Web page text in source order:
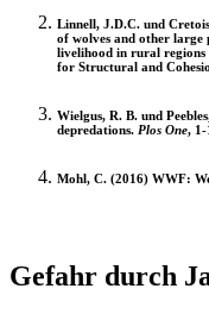
Linnell, J.D.C. und
of wolves and other
livelihood in rural regions
for Structural and
Wielgus, R. B. und
depredations. Plos One, 1-
Mohl, C. (2016) WWF:
Gefahr durch